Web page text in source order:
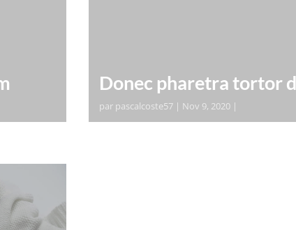
Donec pharetra tortor
par pascalcoste57 | Nov 9, 2020 |